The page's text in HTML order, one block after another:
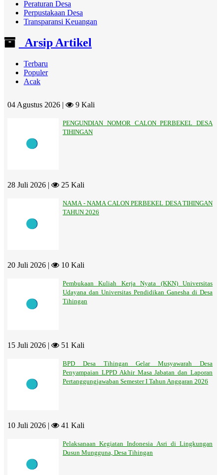
Peraturan Desa
Perpustakaan Desa
Transparansi Keuangan
Arsip Artikel
Terbaru
Populer
Acak
04 Agustus 2026 | 9 Kali
PENGUNDIAN NOMOR CALON PERBEKEL DESA
TIHINGAN
28 Juli 2026 | 25 Kali
NAMA - NAMA CALON PERBEKEL DESA TIHINGAN
TAHUN 2026
20 Juli 2026 | 10 Kali
Pembukaan Kuliah Kerja Nyata (KKN) Universitas
Udayana dan Universitas Pendidikan Ganesha di Desa
Tihingan
15 Juli 2026 | 51 Kali
BPD Desa Tihingan Gelar Musyawarah Desa
Penyampaian LPPD Akhir Masa Jabatan dan Laporan
Pertanggungjawaban Semester I Tahun Anggaran 2026
10 Juli 2026 | 41 Kali
Pelaksanaan Kegiatan Indonesia Asri di Lingkungan
Dusun Mungguna, Desa Tihingan